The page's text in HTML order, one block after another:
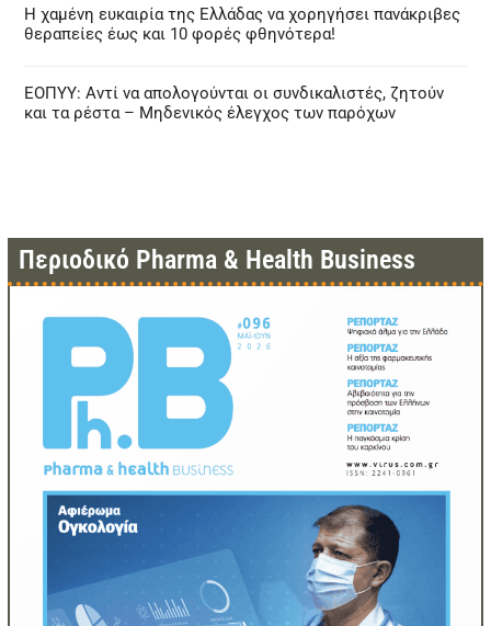
Η χαμένη ευκαιρία της Ελλάδας να χορηγήσει πανάκριβες
θεραπείες έως και 10 φορές φθηνότερα!
ΕΟΠΥΥ: Αντί να απολογούνται οι συνδικαλιστές, ζητούν
και τα ρέστα – Μηδενικός έλεγχος των παρόχων
Περιοδικό Pharma & Health Business